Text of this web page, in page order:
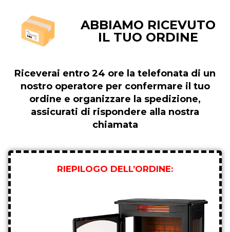
ABBIAMO RICEVUTO
IL TUO ORDINE
Riceverai entro 24 ore la telefonata di un
nostro operatore per confermare il tuo
ordine e organizzare la spedizione,
assicurati di rispondere alla nostra
chiamata
RIEPILOGO DELL’ORDINE: